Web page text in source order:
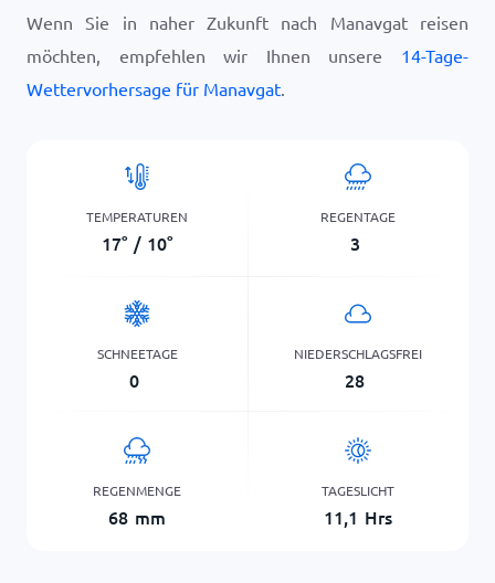
Wenn Sie in naher Zukunft nach Manavgat reisen
möchten, empfehlen wir Ihnen unsere 14-Tage-
Wettervorhersage für Manavgat.
TEMPERATUREN
17° / 10°
REGENTAGE
3
SCHNEETAGE
0
NIEDERSCHLAGSFREI
28
REGENMENGE
68 mm
TAGESLICHT
11,1 Hrs